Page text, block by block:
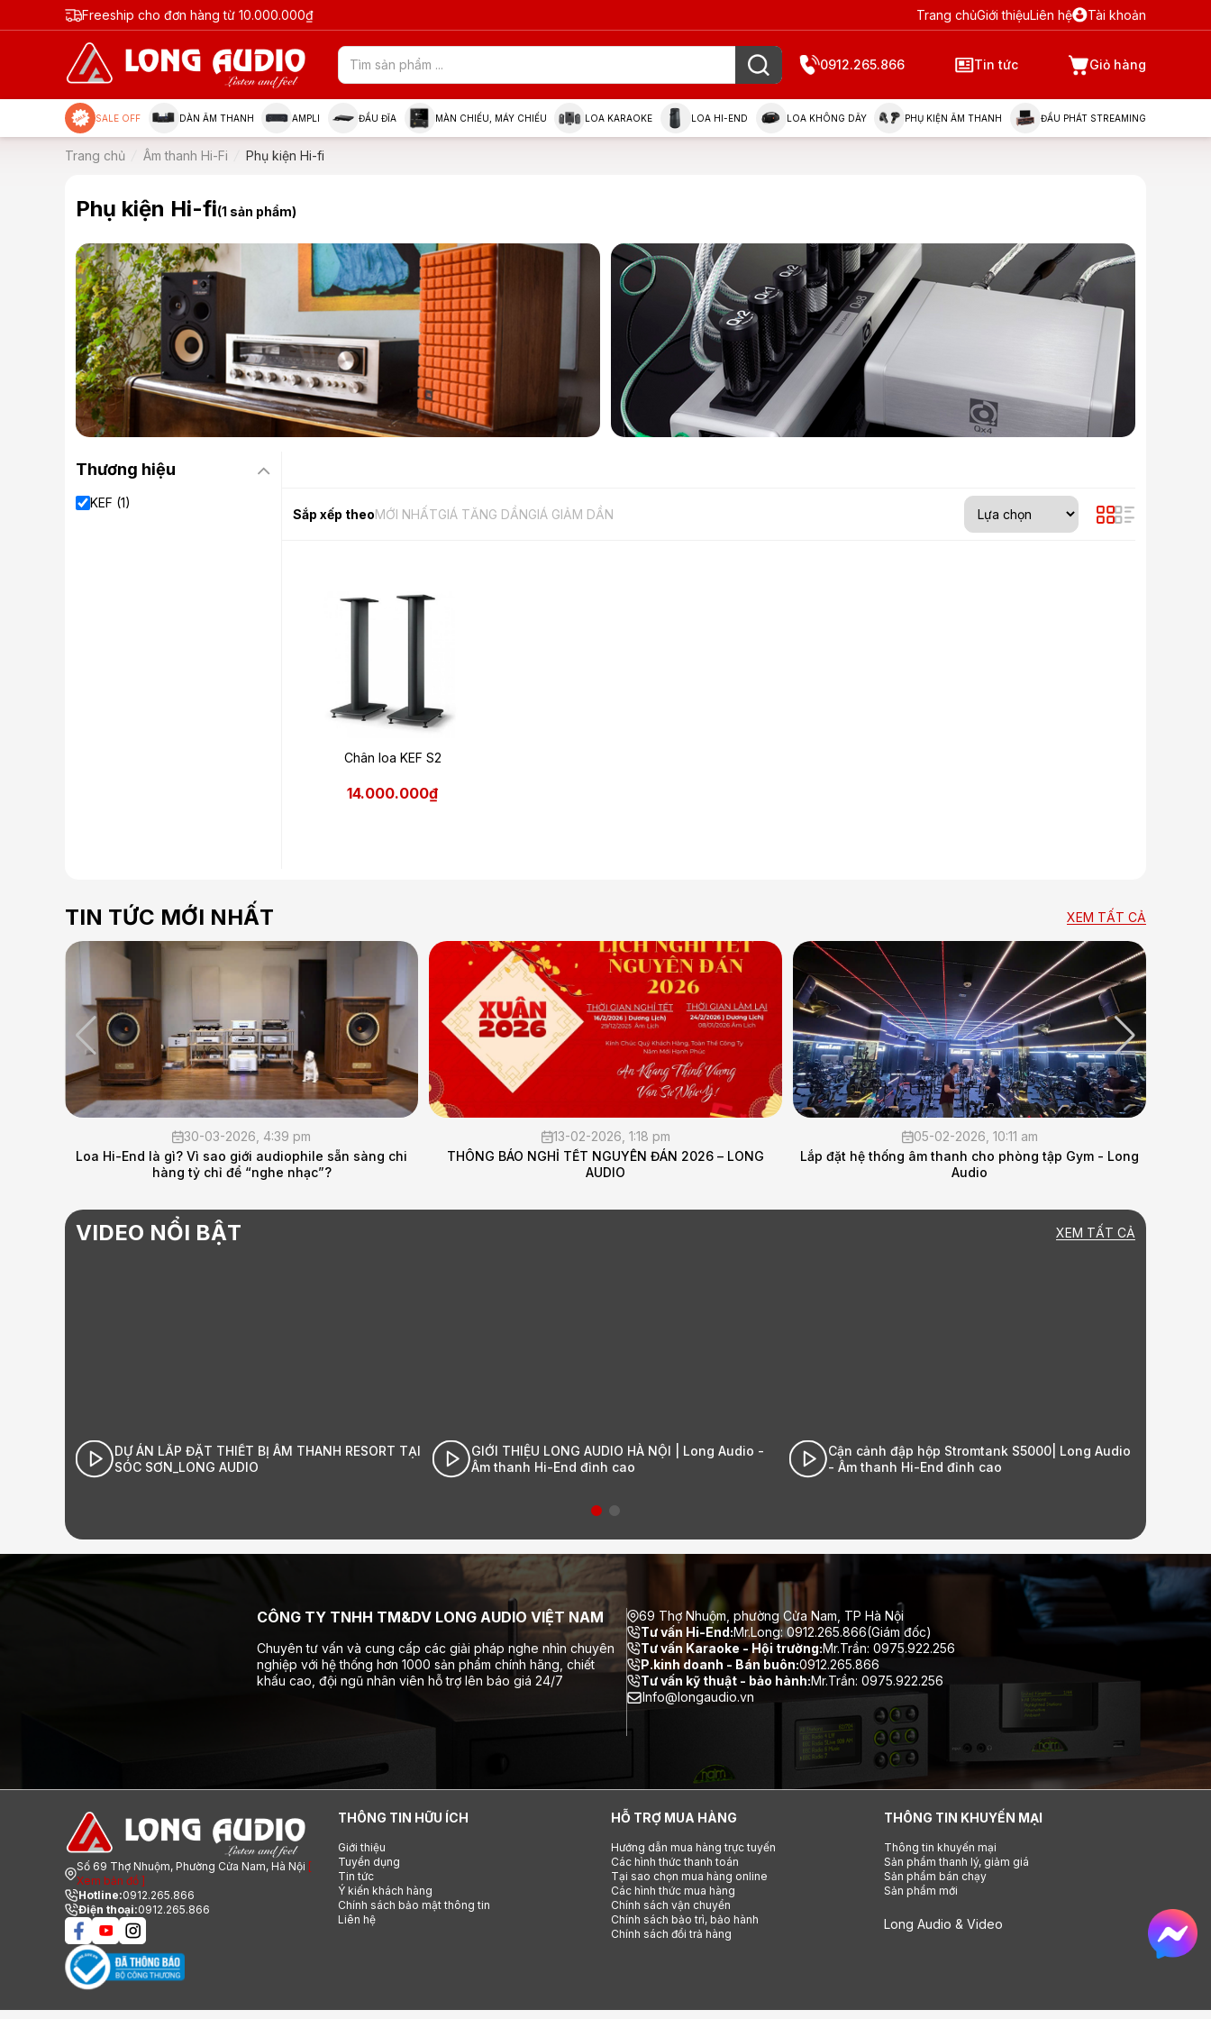
Freeship cho đơn hàng từ 10.000.000₫ Trang chủGiới thiệuLiên hệ Tài khoản
0912.265.866 Tin tức Giỏ hàng
SALE OFF DÀN ÂM THANH AMPLI ĐẦU ĐĨA MÀN CHIẾU, MÁY CHIẾU LOA KARAOKE LOA HI-END LOA KHÔNG DÂY PHỤ KIỆN ÂM THANH ĐẦU PHÁT STREAMING
Trang chủ Âm thanh Hi-Fi Phụ kiện Hi-fi
Phụ kiện Hi-fi(1 sản phẩm)
Thương hiệu
KEF (1)
Sắp xếp theoMỚI NHẤTGIÁ TĂNG DẦNGIÁ GIẢM DẦN
Chân loa KEF S2
14.000.000₫
TIN TỨC MỚI NHẤT XEM TẤT CẢ
sẵn sàng chi
13-02-2026, 1:18 pm
THÔNG BÁO NGHỈ TẾT NGUYÊN ĐÁN 2026 – LONG
AUDIO
05-02-2026, 10:11 am
Lắp đặt hệ thống âm thanh cho phòng tập Gym - Long
29-10-2025, 4:30 pm
Lắp đặt hệ thống âm thanh hội thảo cho Cục 16 -
Quốc Phòng _Long Audio
VIDEO NỔI BẬT XEM TẤT CẢ
ÂM THANH RESORT TẠI
GIỚI THIỆU LONG AUDIO HÀ NỘI | Long Audio -
Âm thanh Hi-End đỉnh cao
Cận cảnh đập hộp Stromtank S5000| Long Audio
- Âm thanh Hi-End đỉnh cao
Lắp đặt bộ HK Audio tại nhà khách hàng
Ecopark| Long Audio - Âm thanh Hi-End
CÔNG TY TNHH TM&DV LONG AUDIO VIỆT NAM
Chuyên tư vấn và cung cấp các giải pháp nghe nhìn chuyên
nghiệp với hệ thống hơn 1000 sản phẩm chính hãng, chiết
khấu cao, đội ngũ nhân viên hỗ trợ lên báo giá 24/7
69 Thợ Nhuộm, phường Cửa Nam, TP Hà Nội
Tư vấn Hi-End:Mr.Long: 0912.265.866(Giám đốc)
Tư vấn Karaoke - Hội trường:Mr.Trần: 0975.922.256
P.kinh doanh - Bán buôn:0912.265.866
Tư vấn kỹ thuật - bảo hành:Mr.Trần: 0975.922.256
Info@longaudio.vn
Số 69 Thợ Nhuộm, Phường Cửa Nam, Hà Nội [
Xem bản đồ ]
Hotline:0912.265.866
Điện thoại:0912.265.866
THÔNG TIN HỮU ÍCH
Giới thiệu
Tuyển dụng
Tin tức
Ý kiến khách hàng
Chính sách bảo mật thông tin
Liên hệ
HỖ TRỢ MUA HÀNG
Hướng dẫn mua hàng trực tuyến
Các hình thức thanh toán
Tại sao chọn mua hàng online
Các hình thức mua hàng
Chính sách vận chuyển
Chính sách bảo trì, bảo hành
Chính sách đổi trả hàng
THÔNG TIN KHUYẾN MẠI
Thông tin khuyến mại
Sản phẩm thanh lý, giảm giá
Sản phẩm bán chạy
Sản phẩm mới
Long Audio & Video